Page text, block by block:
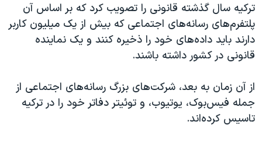
ترکیه سال گذشته قانونی را تصویب کرد که بر اساس آن
پلتفرم‌های رسانه‌های اجتماعی که بیش از یک میلیون کاربر
دارند باید داده‌های خود را ذخیره کنند و یک نماینده
قانونی در کشور داشته باشند.
از آن زمان به بعد، شرکت‌های بزرگ رسانه‌های اجتماعی از
جمله فیس‌بوک، یوتیوب، و توئیتر دفاتر خود را در ترکیه
تاسیس کرده‌اند.